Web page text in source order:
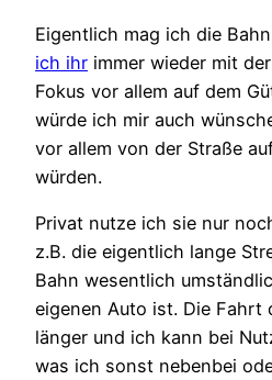
Eigentlich mag ich die
ich ihr immer wieder mit
Fokus vor allem auf dem
würde ich mir auch
vor allem von der Straße
würden.
Privat nutze ich sie nur
z.B. die eigentlich lange
Bahn wesentlich
eigenen Auto ist. Die Fahrt
länger und ich kann bei
was ich sonst nebenbei